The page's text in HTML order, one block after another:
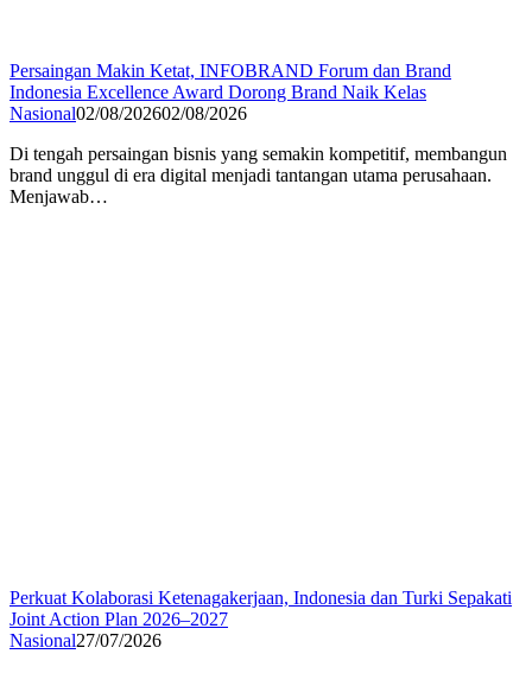
Persaingan Makin Ketat, INFOBRAND Forum dan Brand
Indonesia Excellence Award Dorong Brand Naik Kelas
Nasional02/08/202602/08/2026
Di tengah persaingan bisnis yang semakin kompetitif, membangun
brand unggul di era digital menjadi tantangan utama perusahaan.
Menjawab…
Perkuat Kolaborasi Ketenagakerjaan, Indonesia dan Turki Sepakati
Joint Action Plan 2026–2027
Nasional27/07/2026